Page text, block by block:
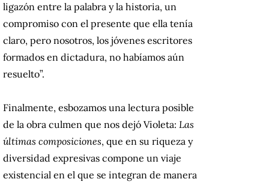
ligazón entre la palabra y la historia, un
compromiso con el presente que ella tenía
claro, pero nosotros, los jóvenes escritores
formados en dictadura, no habíamos aún
resuelto”.
Finalmente, esbozamos una lectura posible
de la obra culmen que nos dejó Violeta: Las
últimas composiciones, que en su riqueza y
diversidad expresivas compone un viaje
existencial en el que se integran de manera